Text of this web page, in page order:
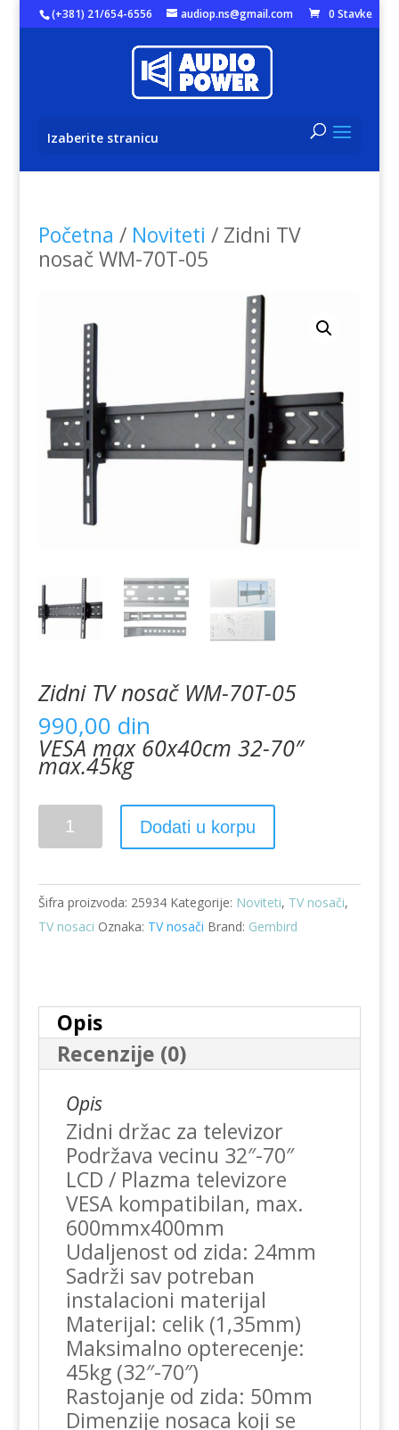
(+381) 21/654-6556 audiop.ns@gmail.com 0 Stavke
Izaberite stranicu
Početna / Noviteti / Zidni TV
nosač WM-70T-05
Zidni TV nosač WM-70T-05
990,00 din
VESA max 60x40cm 32-70″
max.45kg
Zidni
TV
WM-
70T-
05
Dodati u korpu
Šifra proizvoda: 25934 Kategorije: Noviteti, TV nosači,
TV nosaci Oznaka: TV nosači Brand: Gembird
Opis
Recenzije (0)
Opis
Zidni držac za televizor
Podržava vecinu 32″-70″
LCD / Plazma televizore
VESA kompatibilan, max.
600mmx400mm
Udaljenost od zida: 24mm
Sadrži sav potreban
instalacioni materijal
Materijal: celik (1,35mm)
Maksimalno opterecenje:
45kg (32″-70″)
Rastojanje od zida: 50mm
Dimenzije nosaca koji se